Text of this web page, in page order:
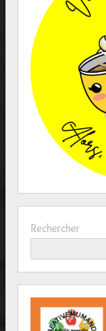
Rechercher